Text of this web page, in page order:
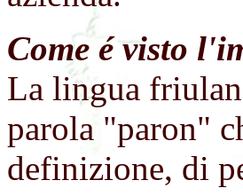
Come é visto
La lingua
parola "paron"
definizione, di